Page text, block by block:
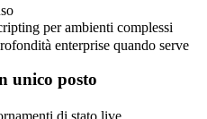
per ambienti complessi
enterprise quando serve
unico posto
di stato live